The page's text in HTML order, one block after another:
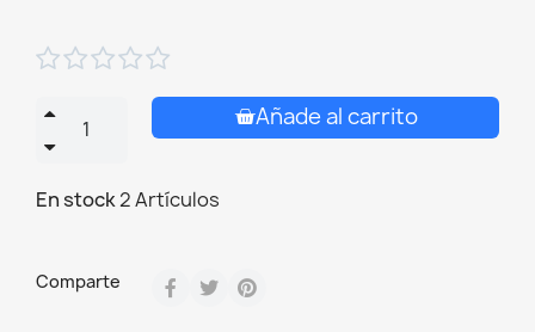

Añade al carrito
En stock2 Artículos
Comparte